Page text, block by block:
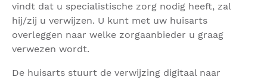
vindt dat u specialistische zorg nodig heeft, zal
hij/zij u verwijzen. U kunt met uw huisarts
overleggen naar welke zorgaanbieder u graag
verwezen wordt.
De huisarts stuurt de verwijzing digitaal naar